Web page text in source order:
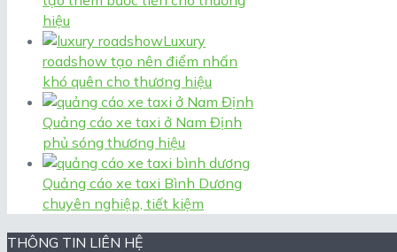
hiệu
Luxury
roadshow tạo nên điểm nhấn
khó quên cho thương hiệu
Quảng cáo xe taxi ở Nam Định
phủ sóng thương hiệu
Quảng cáo xe taxi Bình Dương
chuyên nghiệp, tiết kiệm
THÔNG TIN LIÊN HỆ